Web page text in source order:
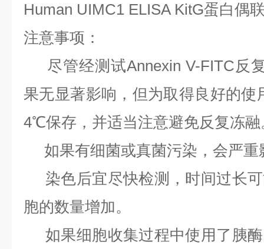
Human UIMC1 ELISA KitG蛋白偶
注意事项：
尽管经测试Annexin V-FITC反
果无显著影响，但为取得良好的使
4℃保存，并适当注意避免反复冻融
如果有细菌或真菌污染，会严重
染色后宜尽快检测，时间过长
胞的数量增加。
如果细胞收集过程中使用了胰